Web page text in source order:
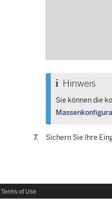
Hinweis
Sie können die
Sichern Sie Ihre
Terms of Use